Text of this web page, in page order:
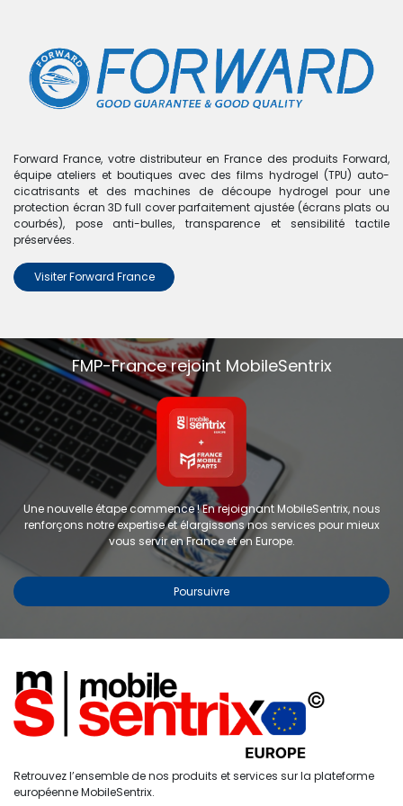
Étiquettes
Accueil Recherche
0
Compte
Boutique 0 articles trouvés.
Nous n'avons trouvé aucun
produit !
Aucun produit défini dans la catégorieTab A 10.1 T510-
T515.
Forward France, votre distributeur en France des produits Forward,
équipe ateliers et boutiques avec des films hydrogel (TPU) auto-
cicatrisants et des machines de découpe hydrogel pour une
protection écran 3D full cover parfaitement ajustée (écrans plats ou
courbés), pose anti-bulles, transparence et sensibilité tactile
préservées.
Visiter Forward France
FMP-France rejoint MobileSentrix
Une nouvelle étape commence ! En rejoignant MobileSentrix, nous
renforçons notre expertise et élargissons nos services pour mieux
vous servir en France et en Europe.
Poursuivre
Retrouvez l’ensemble de nos produits et services sur la plateforme
européenne MobileSentrix.
Copyright © 2024 FMP-France. Tous droits réservés